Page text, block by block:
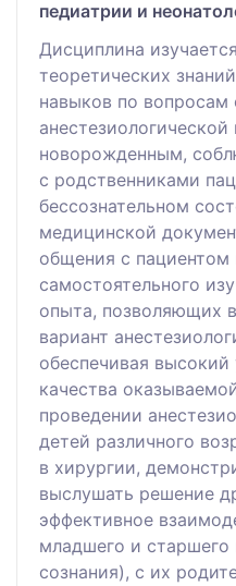
педиатрии и
Дисциплина
теоретических
навыков по вопросам
новорожденным,
с родственниками
бессознательном
медицинской
общения с пациентом
самостоятельного
опыта, позволяющих
вариант
обеспечивая высокий
качества
проведении
детей различного
в хирургии,
выслушать решение
эффективное
младшего и старшего
сознания), с их